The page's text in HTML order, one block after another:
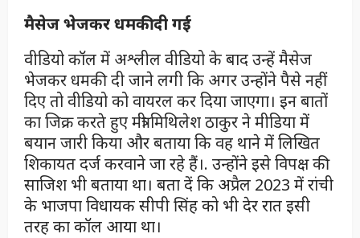
मैसेज भेजकर धमकी दीगई
वीडियो कॉल में अश्लील वीडियो के बाद उन्हें मैसेज
भेजकर धमकी दी जाने लगी कि अगर उन्होंने पैसे नहीं
दिए तो वीडियो को वायरल कर दिया जाएगा। इन बातों
का जिक्र करते हुए मंत्री मिथिलेश ठाकुर ने मीडिया में
बयान जारी किया और बताया कि वह थाने में लिखित
शिकायत दर्ज करवाने जा रहे हैं।. उन्होंने इसे विपक्ष की
साजिश भी बताया था। बता दें कि अप्रैल 2023 में रांची
के भाजपा विधायक सीपी सिंह को भी देर रात इसी
तरह का कॉल आया था।